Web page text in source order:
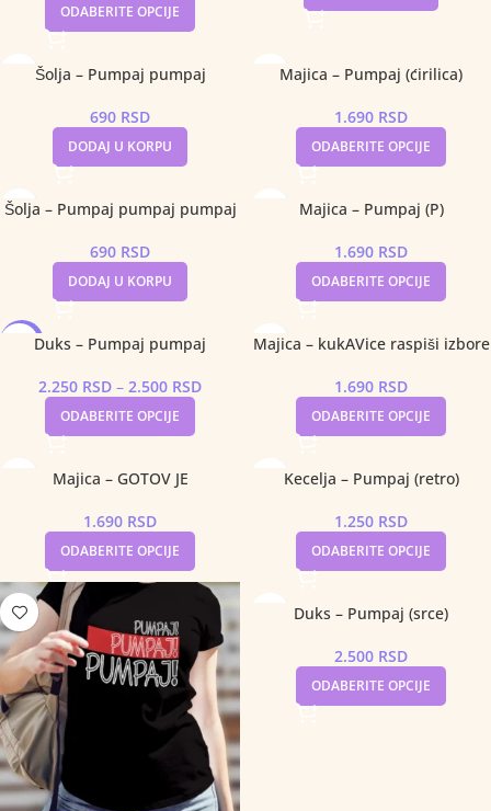
ODABERITE OPCIJE
Šolja – Pumpaj pumpaj
690 RSD
DODAJ U KORPU
Majica – Pumpaj (ćirilica)
1.690 RSD
ODABERITE OPCIJE
Šolja – Pumpaj pumpaj pumpaj
690 RSD
DODAJ U KORPU
Majica – Pumpaj (P)
1.690 RSD
ODABERITE OPCIJE
Duks – Pumpaj pumpaj
2.250 RSD – 2.500 RSD
ODABERITE OPCIJE
Majica – kukAVice raspiši izbore
1.690 RSD
ODABERITE OPCIJE
Majica – GOTOV JE
1.690 RSD
ODABERITE OPCIJE
Kecelja – Pumpaj (retro)
1.250 RSD
ODABERITE OPCIJE
Duks – Pumpaj (srce)
2.500 RSD
ODABERITE OPCIJE